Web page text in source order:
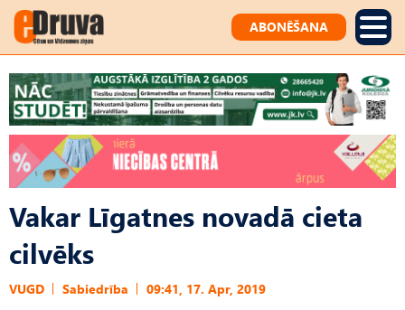
ABONĒŠANA
Vakar Līgatnes novadā cieta
cilvēks
VUGD Sabiedrība 09:41, 17. Apr, 2019